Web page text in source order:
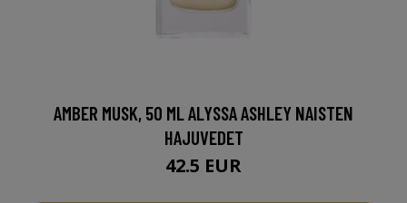
AMBER MUSK, 50 ML ALYSSA ASHLEY NAISTEN
HAJUVEDET
42.5 EUR